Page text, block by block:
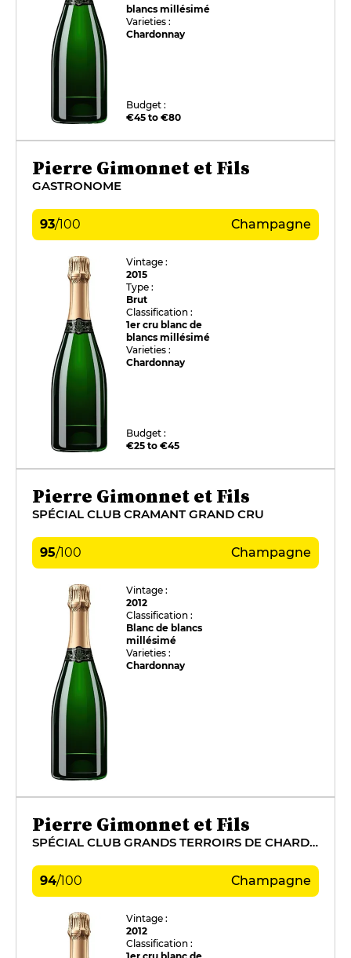
blancs millésimé
Varieties :
Chardonnay
Budget :
€45 to €80
Pierre Gimonnet et Fils
GASTRONOME
93/100 Champagne
Vintage :
2015
Type :
Brut
Classification :
1er cru blanc de
blancs millésimé
Varieties :
Chardonnay
Budget :
€25 to €45
Pierre Gimonnet et Fils
SPÉCIAL CLUB CRAMANT GRAND CRU
95/100 Champagne
Vintage :
2012
Classification :
Blanc de blancs
millésimé
Varieties :
Chardonnay
Pierre Gimonnet et Fils
SPÉCIAL CLUB GRANDS TERROIRS DE CHARDONNAY
94/100 Champagne
Vintage :
2012
Classification :